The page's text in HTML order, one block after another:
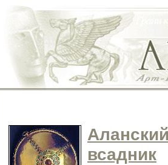
всадник